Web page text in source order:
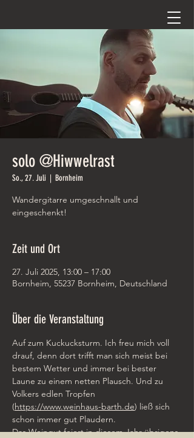
solo @Hiwwelrast
So., 27. Juli
  |
Bornheim
Wandergitarre umgeschnallt und
eingeschenkt!
Zeit und Ort
27. Juli 2025, 13:00 – 17:00
Bornheim, 55237 Bornheim, Deutschland
Über die Veranstaltung
Auf zum Kuckucksturm. Ich freu mich voll
drauf, denn dort trifft man sich meist bei
bestem Wetter und immer bei bester
Laune zu einem netten Plausch. Und zu
Volkers edlen Tropfen
(https://www.weinhaus-barth.de) ließ sich
schon immer gut Plaudern.
Das Weingut feiert in diesem Jahr übrigens